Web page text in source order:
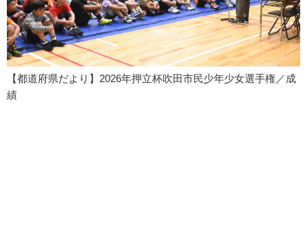
【都道府県だより】2026年押立杯吹田市民少年少女選手権／成
績